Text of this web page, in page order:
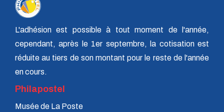
L'adhésion est possible à tout moment de l'année,
cependant, après le 1er septembre, la cotisation est
réduite au tiers de son montant pour le reste de l'année
en cours.
Philapostel
Musée de La Poste